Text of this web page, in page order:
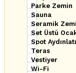
Parke Zemin
Sauna
Seramik
Set Üstü
Spot
Teras
Vestiyer
Wi-Fi